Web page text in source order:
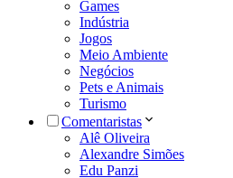
Games
Indústria
Jogos
Meio Ambiente
Negócios
Pets e Animais
Turismo
Comentaristas
Alê Oliveira
Alexandre Simões
Edu Panzi